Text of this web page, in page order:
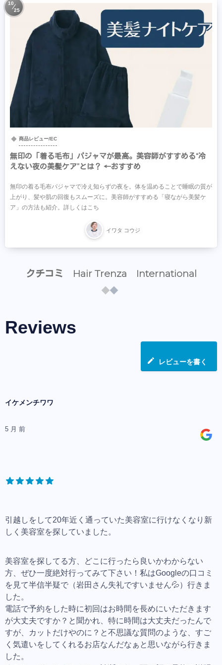
商品レビュー/EC
無印の「着る毛布」パジャマが最高。美容師がすすめる“冷
えない夜の美髪ケア”とは？ ←おすすめ
無印の着る毛布パジャマで冷え知らずの夜を。体を温めることで睡眠の質が
上がり、髪や肌の回復もスムーズに。美容師がすすめる「寝ながら美髪ケ
ア」の方法も紹介。詳しくはこち
イワタ コウジ
10
25
クチコミ Hair Trenza International
Reviews
レビューを書く
イケメンチワワ
5 月 前
引越しをして20年近く通っていた美容室に行けなくなり新
しく美容室を探していました。
美容室を探してる方、どこに行ったら良いかわからない
方、ぜひ一度絶対行ってみて下さい！私はGoogleの口コミ
を見て半信半疑で（岩田さん失礼ですいません💦）行きま
した。
電話で予約をした時に初回はお時間を長めにいただきます
が大丈夫ですか？と聞かれ、特に時間は大丈夫だったんで
すが、カットだけやのに？と不思議な質問のような、すご
く気遣いをしてくれるお店なんだなぁと思いながら行きま
した。